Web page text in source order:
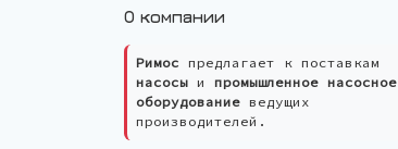
О компании
Римос предлагает к поставкам
насосы и промышленное насосное
оборудование ведущих
производителей.